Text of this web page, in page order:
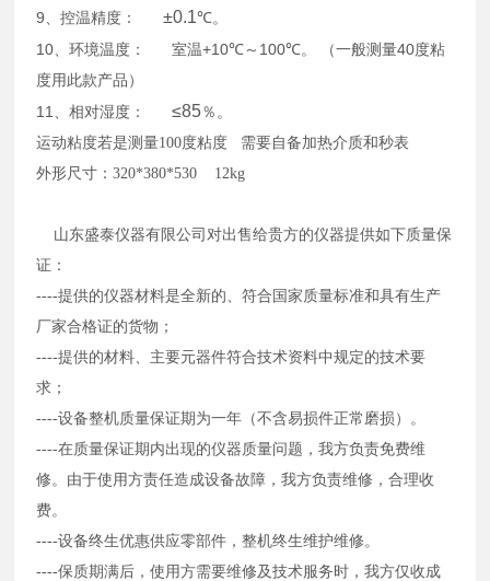
9 、控温精度： ±0.1℃。
10 、环境温度： 室温+10℃～ 100℃。 （一般测量40度粘
度用此款产品）
11 、相对湿度： ≤85％。
运动粘度若是测量100度粘度 需要自备加热介质和秒表
外形尺寸：320*380*530 12kg
山东盛泰仪器有限公司对出售给贵方的仪器提供如下质量保
证：
----提供的仪器材料是全新的、符合国家质量标准和具有生产
厂家合格证的货物；
----提供的材料、主要元器件符合技术资料中规定的技术要
求；
----设备整机质量保证期为一年（不含易损件正常磨损）。
----在质量保证期内出现的仪器质量问题，我方负责免费维
修。由于使用方责任造成设备故障，我方负责维修，合理收
费。
----设备终生优惠供应零部件，整机终生维护维修。
----保质期满后，使用方需要维修及技术服务时，我方仅收成